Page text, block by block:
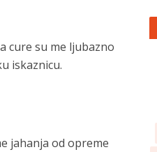
cure su me ljubazno
iskaznicu.
jahanja od opreme